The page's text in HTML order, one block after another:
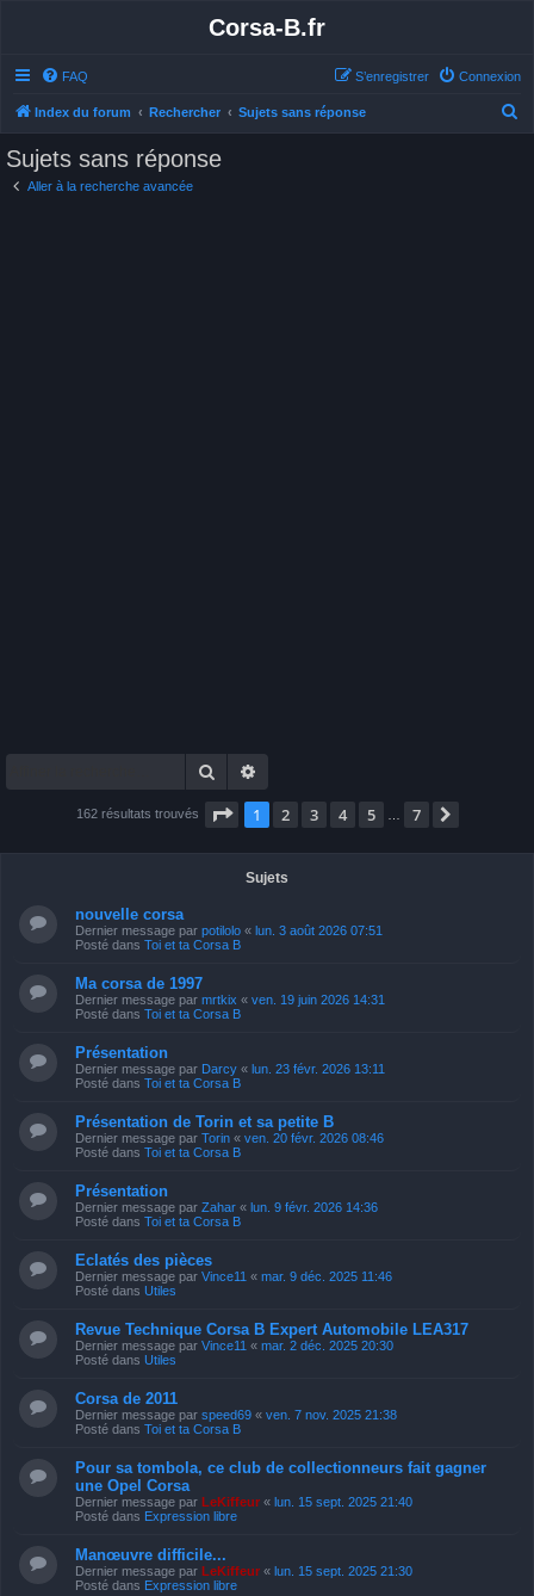
Corsa-B.fr
FAQ Connexion
S’enregistrer
Index du forum Rechercher Sujets sans réponse
Sujets sans réponse
Aller à la recherche avancée
Rechercher
162 résultats trouvés Page 1sur7
1 2 3 4 5 7
Sujets
nouvelle corsa
Dernier message par potilolo « lun. 3 août 2026 07:51
Posté dans Toi et ta Corsa B
Ma corsa de 1997
Dernier message par mrtkix « ven. 19 juin 2026 14:31
Posté dans Toi et ta Corsa B
Présentation
Dernier message par Darcy « lun. 23 févr. 2026 13:11
Posté dans Toi et ta Corsa B
Présentation de Torin et sa petite B
Dernier message par Torin « ven. 20 févr. 2026 08:46
Posté dans Toi et ta Corsa B
Présentation
Dernier message par Zahar « lun. 9 févr. 2026 14:36
Posté dans Toi et ta Corsa B
Eclatés des pièces
Dernier message par Vince11 « mar. 9 déc. 2025 11:46
Posté dans Utiles
Revue Technique Corsa B Expert Automobile LEA317
Dernier message par Vince11 « mar. 2 déc. 2025 20:30
Posté dans Utiles
Corsa de 2011
Dernier message par speed69 « ven. 7 nov. 2025 21:38
Posté dans Toi et ta Corsa B
Pour sa tombola, ce club de collectionneurs fait gagner
une Opel Corsa
Dernier message par LeKiffeur « lun. 15 sept. 2025 21:40
Posté dans Expression libre
Manœuvre difficile...
Dernier message par LeKiffeur « lun. 15 sept. 2025 21:30
Posté dans Expression libre